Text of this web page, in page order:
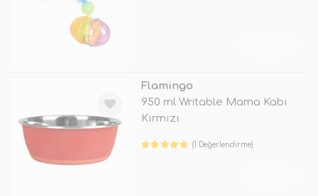
Flamingo
950 ml Writable Mama Kabı
Kırmızı
(1 Değerlendirme)